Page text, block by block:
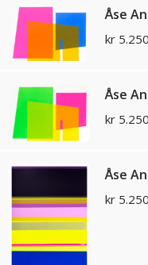
Åse
kr
Åse
kr
Åse
kr